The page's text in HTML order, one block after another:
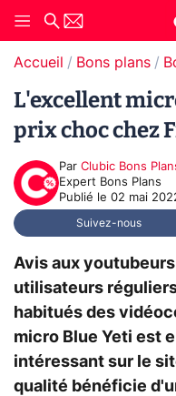
Accueil Bons plans
L'excellent
prix choc chez
Par Clubic Bons
Expert Bons Plans
Publié le 02 mai
Suivez-nous
Avis aux
utilisateurs
habitués des
micro Blue Yeti est
intéressant sur le
qualité bénéficie